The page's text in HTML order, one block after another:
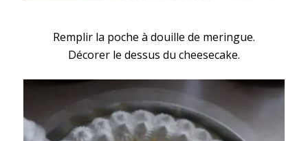
Remplir la poche à douille de meringue.
Décorer le dessus du cheesecake.